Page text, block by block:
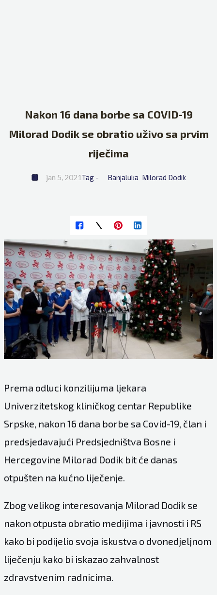
Nakon 16 dana borbe sa COVID-19
Milorad Dodik se obratio uživo sa prvim
riječima
jan 5, 2021Tag - Banjaluka Milorad Dodik
Prema odluci konzilijuma ljekara
Univerzitetskog kliničkog centar Republike
Srpske, nakon 16 dana borbe sa Covid-19, član i
predsjedavajući Predsjedništva Bosne i
Hercegovine Milorad Dodik bit će danas
otpušten na kućno liječenje.
Zbog velikog interesovanja Milorad Dodik se
nakon otpusta obratio medijima i javnosti i RS
kako bi podijelio svoja iskustva o dvonedjeljnom
liječenju kako bi iskazao zahvalnost
zdravstvenim radnicima.